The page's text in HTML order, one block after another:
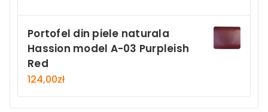
Portofel din piele naturala
Hassion model A-03 Purpleish
Red
124,00zł